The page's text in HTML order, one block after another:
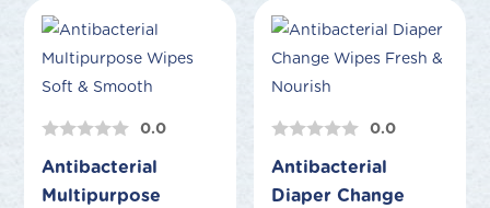
0.0
Antibacterial
Multipurpose
0.0
Antibacterial
Diaper Change